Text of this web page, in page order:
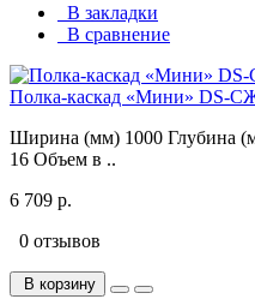
В закладки
В сравнение
Полка-каскад «Мини» DS-
Ширина (мм) 1000 Глубина
16 Объем в ..
6 709 р.
0 отзывов
В корзину